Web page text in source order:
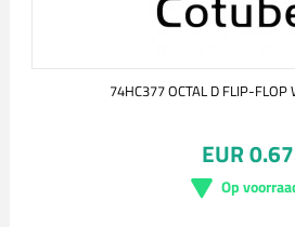
74HC377 OCTAL D FLIP-FLOP
EUR 0.67
Op